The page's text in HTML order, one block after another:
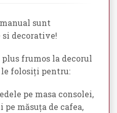
sunt
decorative!
frumos la decorul
folosiți pentru:
pe masa consolei,
măsuța de cafea,